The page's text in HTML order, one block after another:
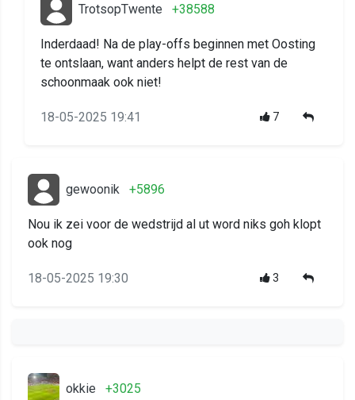
TrotsopTwente +38588
Inderdaad! Na de play-offs beginnen met Oosting
te ontslaan, want anders helpt de rest van de
schoonmaak ook niet!
18-05-2025 19:41 7
gewoonik +5896
Nou ik zei voor de wedstrijd al ut word niks goh klopt
ook nog
18-05-2025 19:30 3
okkie +3025